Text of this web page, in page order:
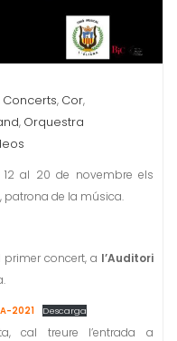
Concerts, Cor,
, Orquestra
12 al 20 de novembre els
patrona de la música.
primer concert, a l’Auditori
2021 Descarga
cal treure l’entrada a